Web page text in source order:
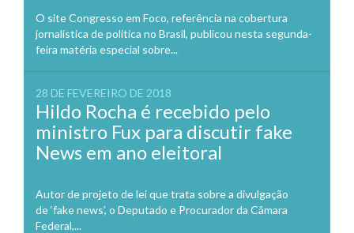
O site Congresso em Foco, referência na cobertura
jornalística de política no Brasil, publicou nesta segunda-
feira matéria especial sobre...
28 DE FEVEREIRO DE 2018
Hildo Rocha é recebido pelo
ministro Fux para discutir fake
News em ano eleitoral
Autor de projeto de lei que trata sobre a divulgação
de ‘fake news’, o Deputado e Procurador da Câmara
Federal,...